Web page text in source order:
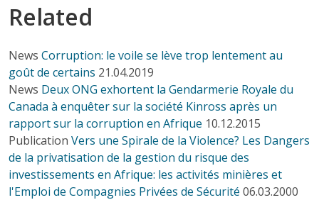
Related
News Corruption: le voile se lève trop lentement au
goût de certains 21.04.2019
News Deux ONG exhortent la Gendarmerie Royale du
Canada à enquêter sur la société Kinross après un
rapport sur la corruption en Afrique 10.12.2015
Publication Vers une Spirale de la Violence? Les Dangers
de la privatisation de la gestion du risque des
investissements en Afrique: les activités minières et
l'Emploi de Compagnies Privées de Sécurité 06.03.2000